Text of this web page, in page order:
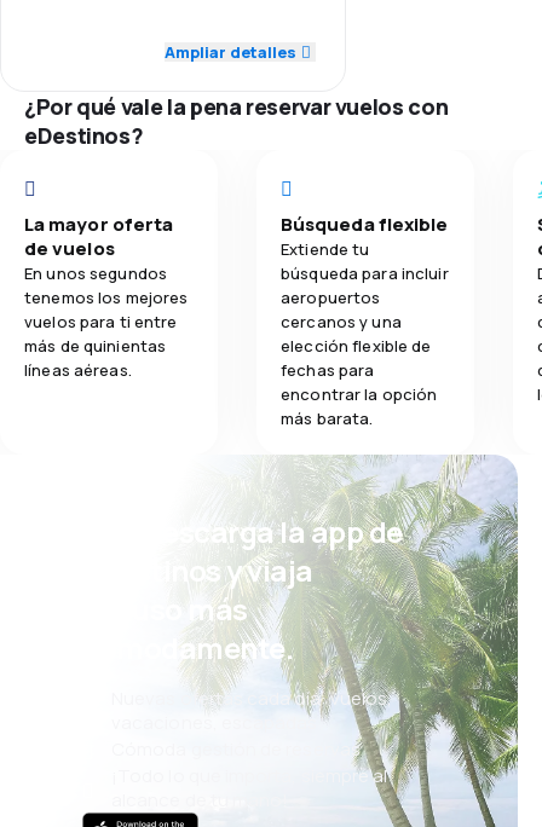
Comodidad de viaje
5.0
Comidas 5.0
Ampliar detalles
¿Por qué vale la pena reservar vuelos con
eDestinos?
La mayor oferta
de vuelos
En unos segundos
tenemos los mejores
vuelos para ti entre
más de quinientas
líneas aéreas.
Búsqueda flexible
Extiende tu
búsqueda para incluir
aeropuertos
cercanos y una
elección flexible de
fechas para
encontrar la opción
más barata.
¡Eh! Descarga la app de
eDestinos y viaja
incluso más
cómodamente.
Nuevas ofertas cada día: vuelos,
vacaciones, escapadas
Cómoda gestión de reservas
¡Todo lo que importa, siempre al